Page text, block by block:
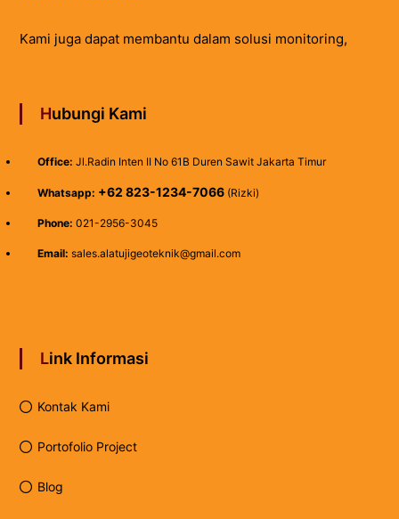
Kami juga dapat membantu dalam solusi monitoring,
Hubungi Kami
Office: Jl.Radin Inten II No 61B Duren Sawit Jakarta Timur
Whatsapp: +62 823-1234-7066(Rizki)
Phone: 021-2956-3045
Email: sales.alatujigeoteknik@gmail.com
Link Informasi
Kontak Kami
Portofolio Project
Blog